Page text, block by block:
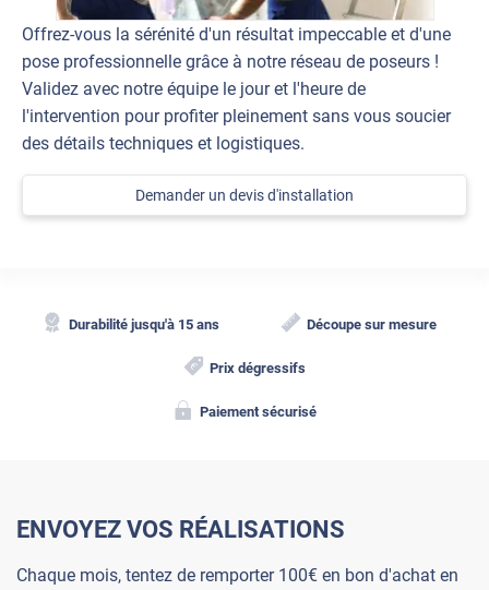
Offrez-vous la sérénité d'un résultat impeccable et d'une
pose professionnelle grâce à notre réseau de poseurs !
Validez avec notre équipe le jour et l'heure de
l'intervention pour profiter pleinement sans vous soucier
des détails techniques et logistiques.
Demander un devis d'installation
Durabilité jusqu'à 15 ans Découpe sur mesure
Prix dégressifs
Paiement sécurisé
ENVOYEZ VOS RÉALISATIONS
Chaque mois, tentez de remporter 100€ en bon d'achat en